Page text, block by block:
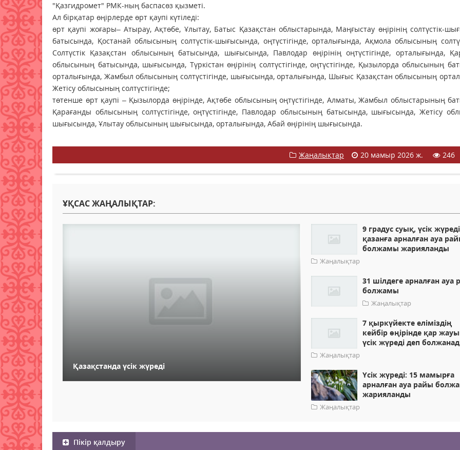
"Қазгидромет" РМК-ның баспасөз қызметі.
Ал бірқатар өңірлерде өрт қаупі күтіледі:
өрт қаупі жоғары– Атырау, Ақтөбе, Ұлытау, Батыс Қазақстан облыстарында, Маңғыстау өңірінің солтүстік-
батысында, Қостанай облысының солтүстік-шығысында, оңтүстігінде, орталығында, Ақмола облысының
Солтүстік Қазақстан облысының батысында, шығысында, Павлодар өңірінің оңтүстігінде, орталығында,
облысының батысында, шығысында, Түркістан өңірінің солтүстігінде, оңтүстігінде, Қызылорда облысының
орталығында, Жамбыл облысының солтүстігінде, шығысында, орталығында, Шығыс Қазақстан облысының
Жетісу облысының солтүстігінде;
төтенше өрт қаупі – Қызылорда өңірінде, Ақтөбе облысының оңтүстігінде, Алматы, Жамбыл облыстарының
Қарағанды облысының солтүстігінде, оңтүстігінде, Павлодар облысының батысында, шығысында, Жетісу
шығысында, Ұлытау облысының шығысында, орталығында, Абай өңірінің шығысында.
Жаңалықтар
20 мамыр 2026 ж. 246
ҰҚСАС ЖАҢАЛЫҚТАР:
Қазақстанда үсік жүреді
9 градус суық, үсік
қазанға арналған ауа
болжамы жарияланды
Жаңалықтар
31 шілдеге арналған ауа
болжамы
Жаңалықтар
7 қыркүйекте еліміздің
кейбір өңірінде қар
үсік жүреді деп
Жаңалықтар
Үсік жүреді: 15 мамырға
арналған ауа райы
жарияланды
Жаңалықтар
Пікір қалдыру